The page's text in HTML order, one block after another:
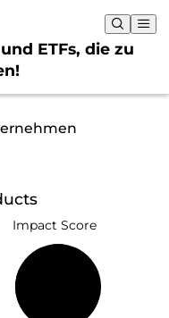
ETFs, die zu
Impact Score